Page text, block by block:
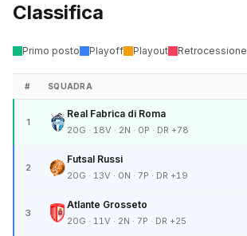
Classifica
Primo posto Playoff Playout Retrocessione
# SQUADRA
1
Real Fabrica di Roma
20G · 18V · 2N · 0P · DR +78
2
Futsal Russi
20G · 13V · 0N · 7P · DR +19
3
Atlante Grosseto
20G · 11V · 2N · 7P · DR +25